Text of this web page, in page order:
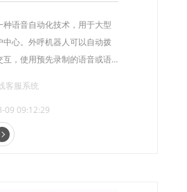
种语音自动化技术，用于大型
中心。外呼机器人可以自动拨
互，使用预先录制的语音或语
客服系统
09 09:12:29